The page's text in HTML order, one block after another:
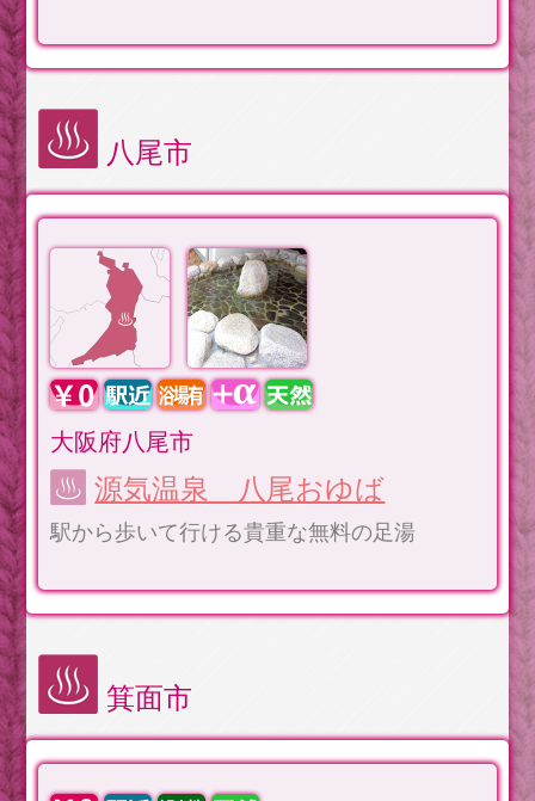
八尾市
大阪府八尾市
源気温泉 八尾おゆば
駅から歩いて行ける貴重な無料の足湯
箕面市